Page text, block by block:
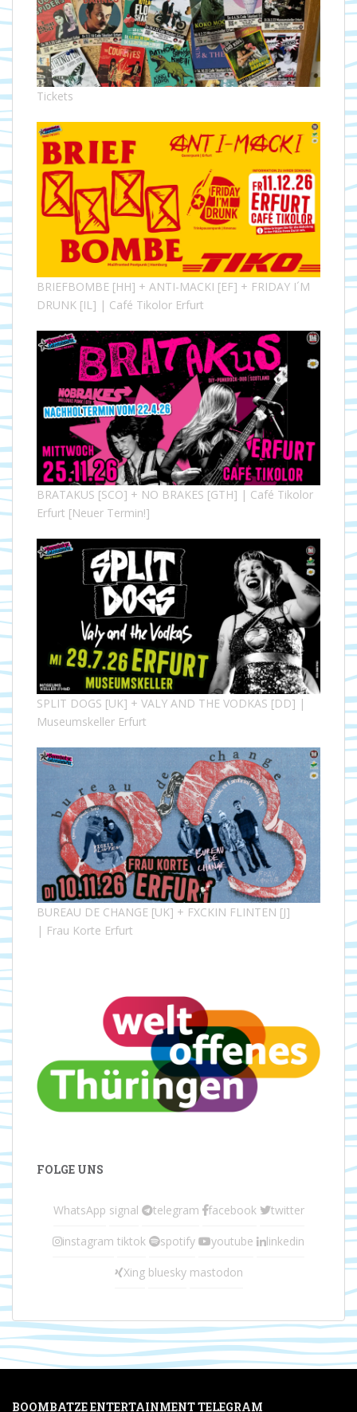
Tickets
BRIEFBOMBE [HH] + ANTI-MACKI [EF] + FRIDAY I´M
DRUNK [IL] | Café Tikolor Erfurt
BRATAKUS [SCO] + NO BRAKES [GTH] | Café Tikolor
Erfurt [Neuer Termin!]
SPLIT DOGS [UK] + VALY AND THE VODKAS [DD] |
Museumskeller Erfurt
BUREAU DE CHANGE [UK] + FXCKIN FLINTEN [J]
| Frau Korte Erfurt
FOLGE UNS
WhatsApp signal telegram facebook twitter
instagram tiktok spotify youtube linkedin
Xing bluesky mastodon
BOOMBATZE ENTERTAINMENT TELEGRAM